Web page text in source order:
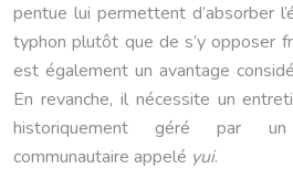
pentue lui permettent d’absorber
typhon plutôt que de s’y opposer
est également un avantage
En revanche, il nécessite un
historiquement géré par un
communautaire appelé yui.